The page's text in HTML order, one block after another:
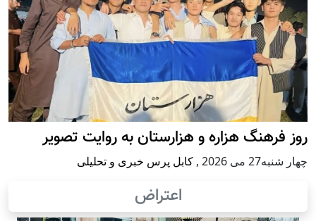
روز فرهنگ هزاره و هزارستان به روایت تصویر
چهار شنبه27 می 2026 , کابل پرس خبری و تحلیلی
اعتراض